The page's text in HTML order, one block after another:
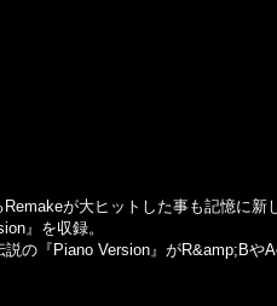
が大ヒットした事も記憶に新
』を収録。
の『Piano Version』がR&amp;Bや